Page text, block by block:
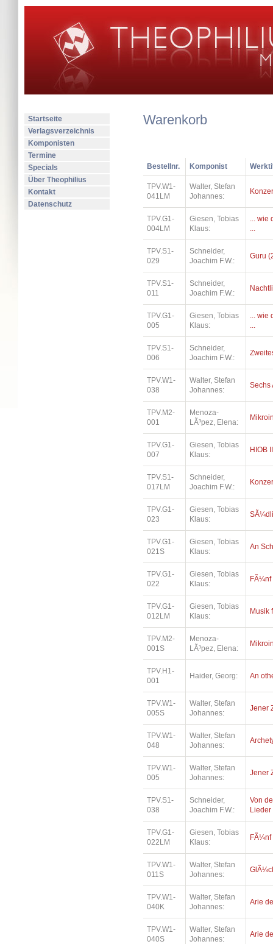
Startseite
Verlagsverzeichnis
Komponisten
Termine
Specials
Über Theophilius
Kontakt
Datenschutz
Warenkorb
Bestellnr. Komponist
TPV.W1-
041LM
Walter, Stefan
Johannes:
TPV.G1-
004LM
Giesen, Tobias
Klaus:
... wie
...
TPV.S1-
029
Schneider,
Joachim F.W.:
Guru
TPV.S1-
011
Schneider,
Joachim F.W.:
TPV.G1-
005
Giesen, Tobias
Klaus:
... wie
...
TPV.S1-
006
Schneider,
Joachim F.W.:
TPV.W1-
038
Walter, Stefan
Johannes:
Sechs
TPV.M2-
001
Menoza-
LÃ³pez, Elena:
TPV.G1-
007
Giesen, Tobias
Klaus:
HIOB II
TPV.S1-
017LM
Schneider,
Joachim F.W.:
TPV.G1-
023
Giesen, Tobias
Klaus:
TPV.G1-
021S
Giesen, Tobias
Klaus:
An
TPV.G1-
022
Giesen, Tobias
Klaus:
FÃ¼nf
TPV.G1-
012LM
Giesen, Tobias
Klaus:
Musik
TPV.M2-
001S
Menoza-
LÃ³pez, Elena:
TPV.H1-
001
Haider, Georg: An
TPV.W1-
005S
Walter, Stefan
Johannes:
Jener
TPV.W1-
048
Walter, Stefan
Johannes:
TPV.W1-
005
Walter, Stefan
Johannes:
Jener
TPV.S1-
038
Schneider,
Joachim F.W.:
Von
Lieder
TPV.G1-
022LM
Giesen, Tobias
Klaus:
FÃ¼nf
TPV.W1-
011S
Walter, Stefan
Johannes:
TPV.W1-
040K
Walter, Stefan
Johannes:
Arie
TPV.W1-
040S
Walter, Stefan
Johannes:
Arie